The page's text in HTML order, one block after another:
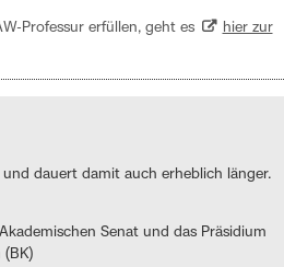
Professur erfüllen, geht es
hier zur
dauert damit auch erheblich länger.
Senat und das Präsidium